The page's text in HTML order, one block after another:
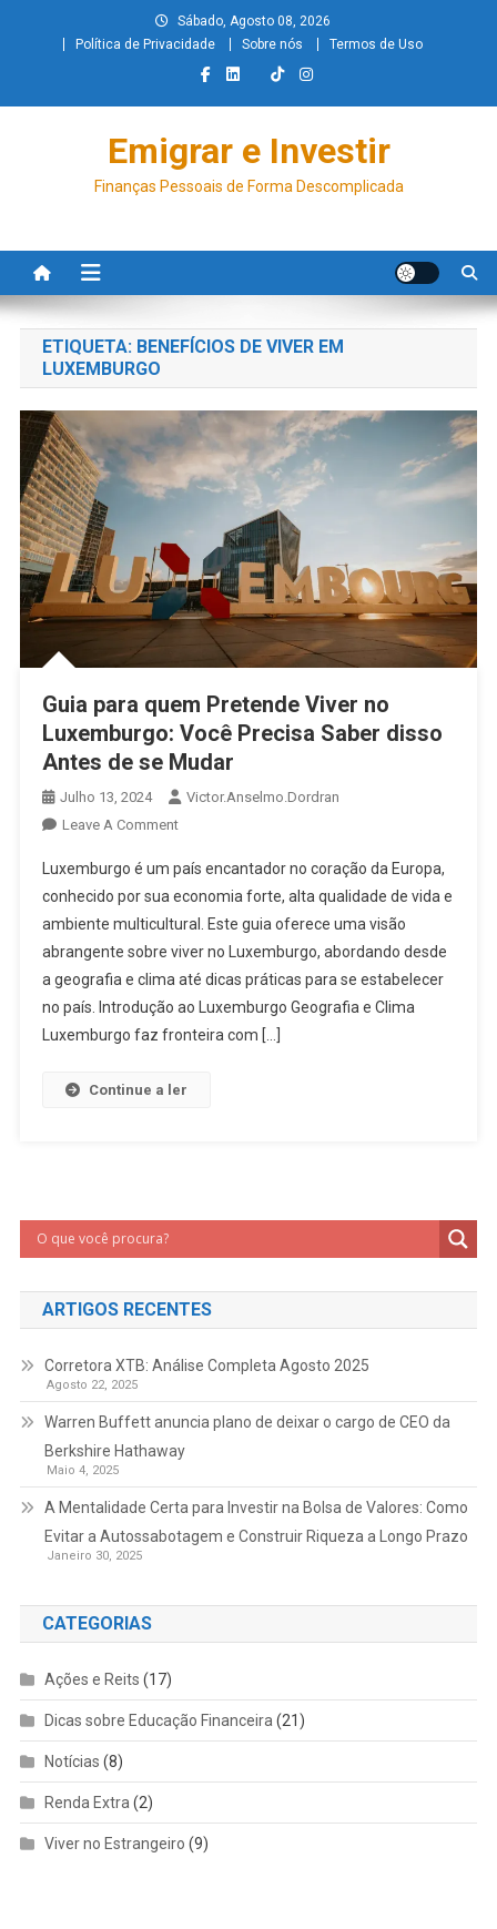
Sábado, Agosto 08, 2026
Política de Privacidade
Sobre nós Termos de Uso
Emigrar e Investir
Finanças Pessoais de Forma Descomplicada
ETIQUETA: BENEFÍCIOS DE VIVER EM
LUXEMBURGO
Guia para quem Pretende Viver no
Luxemburgo: Você Precisa Saber disso
Antes de se Mudar
Julho 13, 2024
Victor.anselmo.dordran
Leave A Comment
Luxemburgo é um país encantador no coração da Europa,
conhecido por sua economia forte, alta qualidade de vida e
ambiente multicultural. Este guia oferece uma visão
abrangente sobre viver no Luxemburgo, abordando desde
a geografia e clima até dicas práticas para se estabelecer
no país. Introdução ao Luxemburgo Geografia e Clima
Luxemburgo faz fronteira com […]
Continue a ler
ARTIGOS RECENTES
Corretora XTB: Análise Completa Agosto 2025
Agosto 22, 2025
Warren Buffett anuncia plano de deixar o cargo de CEO da
Berkshire Hathaway
Maio 4, 2025
A Mentalidade Certa para Investir na Bolsa de Valores: Como
Evitar a Autossabotagem e Construir Riqueza a Longo Prazo
Janeiro 30, 2025
CATEGORIAS
Ações e Reits (17)
Dicas sobre Educação Financeira (21)
Notícias (8)
Renda Extra (2)
Viver no Estrangeiro (9)